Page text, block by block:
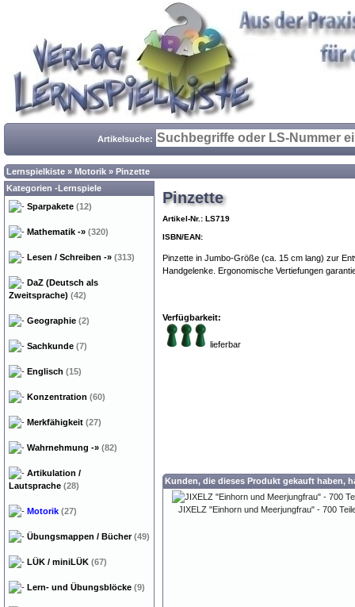
Artikelsuche:
Lernspielkiste » Motorik » Pinzette
Pinzette
Artikel-Nr.: LS719
ISBN/EAN:
Pinzette in Jumbo-Größe (ca. 15 cm lang) zur
Handgelenke. Ergonomische Vertiefungen
Verfügbarkeit:
lieferbar
Kunden, die dieses Produkt gekauft haben,
JIXELZ "Einhorn und Meerjungfrau" - 700
Kategorien -Lernspiele
Sparpakete (12)
Mathematik -» (320)
Lesen / Schreiben -» (313)
DaZ (Deutsch als
Zweitsprache) (42)
Geographie (2)
Sachkunde (7)
Englisch (15)
Konzentration (60)
Merkfähigkeit (27)
Wahrnehmung -» (82)
Artikulation /
Lautsprache (28)
Motorik (27)
Übungsmappen / Bücher(49)
LÜK / miniLÜK (67)
Lern- und Übungsblöcke (9)